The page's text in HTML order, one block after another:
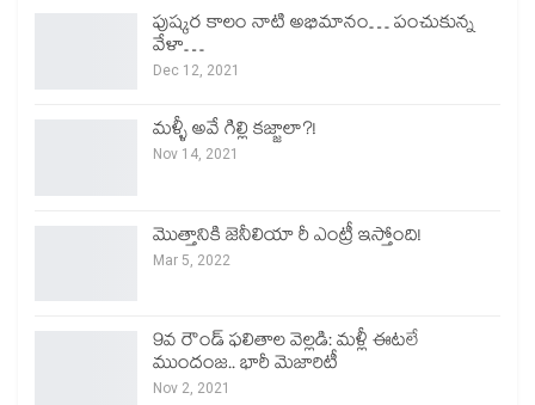
పుష్కర కాలం నాటి అభిమానం… పంచుకున్న
వేళా…
Dec 12, 2021
మళ్ళీ అవే గిల్లి కజ్జాలా?!
Nov 14, 2021
మొత్తానికి జెనీలియా రీ ఎంట్రీ ఇస్తోంది!
Mar 5, 2022
9వ రౌండ్ ఫలితాల వెల్లడి: మళ్లీ ఈటలే
ముందంజ.. భారీ మెజారిటీ
Nov 2, 2021